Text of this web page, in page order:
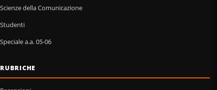
Scienze della Comunicazione
Studenti
Speciale a.a. 05-06
RUBRICHE